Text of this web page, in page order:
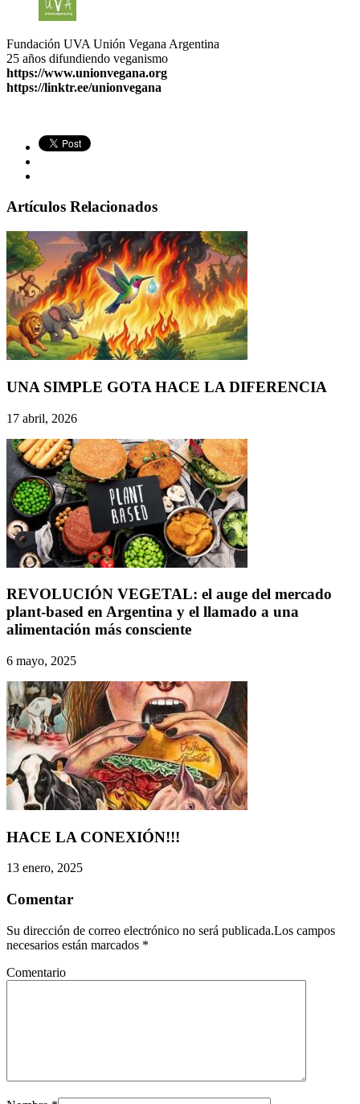
Fundación UVA Unión Vegana Argentina
25 años difundiendo veganismo
https://www.unionvegana.org
https://linktr.ee/unionvegana
Artículos Relacionados
UNA SIMPLE GOTA HACE LA DIFERENCIA
17 abril, 2026
REVOLUCIÓN VEGETAL: el auge del mercado
plant-based en Argentina y el llamado a una
alimentación más consciente
6 mayo, 2025
HACE LA CONEXIÓN!!!
13 enero, 2025
Comentar
Su dirección de correo electrónico no será publicada.Los campos
necesarios están marcados *
Comentario